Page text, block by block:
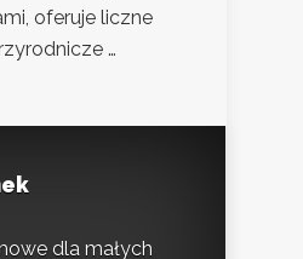
oferuje liczne
…
dla małych